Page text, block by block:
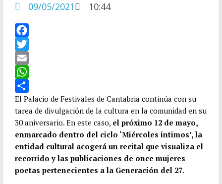
09/05/2021 10:44
F
a
c
e
b
o
o
T
w
t
t
e
E
m
a
i
l
W
h
a
t
A
p
C
o
m
a
r
El Palacio de Festivales de Cantabria continúa con su
tarea de divulgación de la cultura en la comunidad en su
30 aniversario. En este caso, el próximo 12 de mayo,
enmarcado dentro del ciclo ‘Miércoles íntimos’, la
entidad cultural acogerá un recital que visualiza el
recorrido y las publicaciones de once mujeres
poetas pertenecientes a la Generación del 27.